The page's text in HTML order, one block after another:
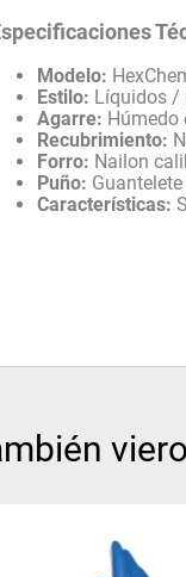
Modelo:
Estilo: Líquidos /
Agarre: Húmedo
Recubrimiento:
Forro: Nailon
Puño:
Características: